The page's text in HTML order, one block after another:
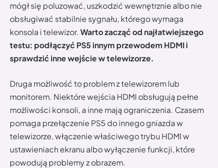
mógł się poluzować, uszkodzić wewnętrznie albo nie
obsługiwać stabilnie sygnału, którego wymaga
konsola i telewizor. Warto zacząć od najłatwiejszego
testu: podłączyć PS5 innym przewodem HDMI i
sprawdzić inne wejście w telewizorze.
Druga możliwość to problem z telewizorem lub
monitorem. Niektóre wejścia HDMI obsługują pełne
możliwości konsoli, a inne mają ograniczenia. Czasem
pomaga przełączenie PS5 do innego gniazda w
telewizorze, włączenie właściwego trybu HDMI w
ustawieniach ekranu albo wyłączenie funkcji, które
powodują problemy z obrazem.